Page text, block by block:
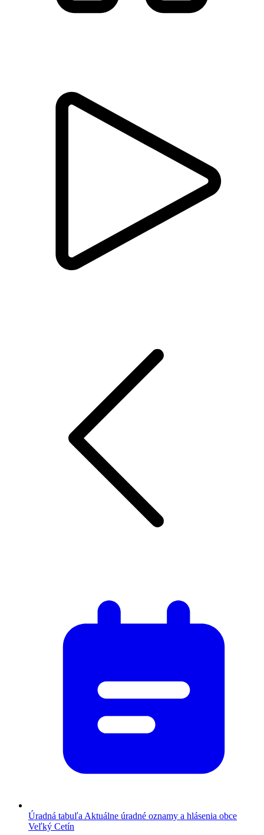
Úradná tabuľa Aktuálne úradné oznamy a hlásenia obce
Veľký Cetín